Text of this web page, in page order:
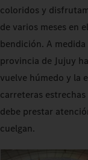
coloridos y
de varios meses en
bendición. A medida
provincia de Jujuy
vuelve húmedo y la
carreteras
debe prestar
cuelgan.